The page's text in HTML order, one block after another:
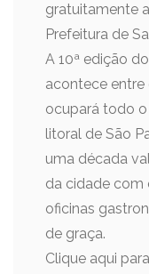
gratuitamente
Prefeitura de
A 10ª edição
acontece entre
ocupará todo
litoral de São
uma década
da cidade com
oficinas
de graça.
Clique aqui